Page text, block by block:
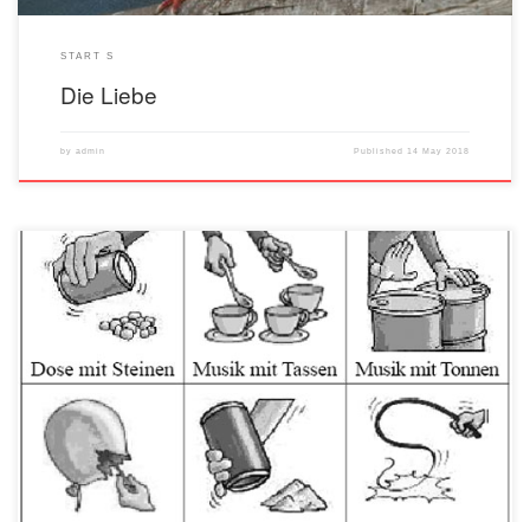
START S
Die Liebe
by admin Published 14 May 2018